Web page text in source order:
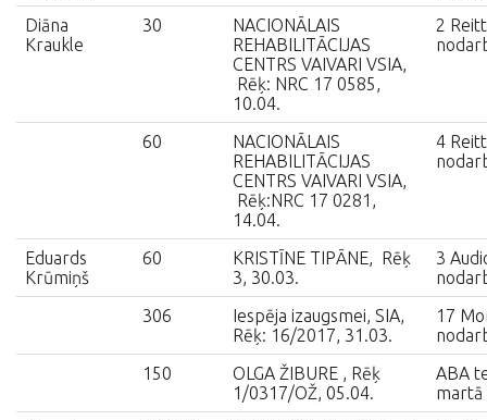
Diāna
Kraukle
30
NACIONĀLAIS
REHABILITĀCIJAS
CENTRS VAIVARI VSIA,
Rēķ: NRC 17 0585,
10.04.
2
60
NACIONĀLAIS
REHABILITĀCIJAS
CENTRS VAIVARI VSIA,
Rēķ:NRC 17 0281,
14.04.
4
Eduards
Krūmiņš
60
KRISTĪNE TIPĀNE, Rēķ
3, 30.03.
3
306
Iespēja izaugsmei, SIA,
Rēķ: 16/2017, 31.03.
17
150
OLGA ŽIBURE , Rēķ
1/0317/OŽ, 05.04.
ABA
martā